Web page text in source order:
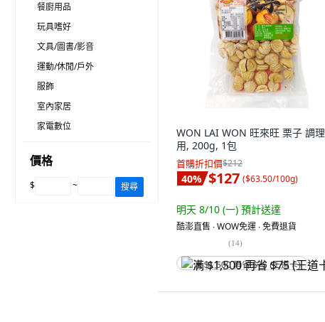
餐廚用品
玩具嗜好
文具/圖書/影音
運動/休閒/戶外
服飾
室內家居
家電數位
價格
$ ~ 搜尋
WON LAI WON 旺來旺 栗子 調理
用, 200g, 1包
首購折扣價$212
40% $127 ($63.50/100g)
明天 8/10 (一) 預計送達
酷澎直售 ∙ WOW免運 ∙ 免費退貨
(14)
满 $1,500 再省 $75 (王道卡)